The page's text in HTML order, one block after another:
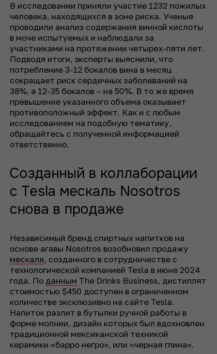
В исследовании приняли участие 1232 пожилых
человека, находящихся в зоне риска. Ученые
проводили анализ содержания винной кислоты
в моче испытуемых и наблюдали за
участниками на протяжении четырех-пяти лет.
Подводя итоги, эксперты выяснили, что
потребление 3-12 бокалов вина в месяц
сокращает риск сердечных заболеваний на
38%, а 12-35 бокалов – на 50%. В то же время
превышение указанного объема оказывает
противоположный эффект. Как и с любым
исследованием на подобную тематику,
обращайтесь с полученной информацией
ответственно.
Созданный в коллаборации
с Tesla мескаль Nosotros
снова в продаже
Независимый бренд спиртных напитков на
основе агавы Nosotros возобновил продажу
мескаля, созданного в сотрудничестве с
технологической компанией Tesla в июне 2024
года. По данным The Drinks Business, дистиллят
стоимостью $450 доступен в ограниченном
количестве эксклюзивно на сайте Tesla.
Напиток разлит в бутылки ручной работы в
форме молнии, дизайн которых был вдохновлен
традиционной мексиканской техникой
керамики «барро негро», или «черная глина».